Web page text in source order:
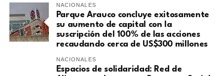
NACIONALES
Parque Arauco concluye exitosamente
su aumento de capital con la
suscripción del 100% de las acciones
recaudando cerca de US$300 millones
NACIONALES
Espacios de solidaridad: Red de